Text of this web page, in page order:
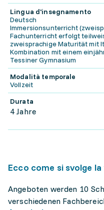
Lingua d'insegnamento
Deutsch
Immersionsunterricht
Fachunterricht erfolgt
zweisprachige Maturität mit
Kombination mit einem
Tessiner Gymnasium
Modalità temporale
Vollzeit
Durata
4 Jahre
Ecco come si svolge
Angeboten werden 10
verschiedenen